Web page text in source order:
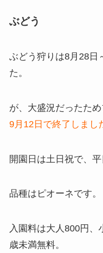
ぶどう
ぶどう狩りは8月28日
た。
が、大盛況だったた
9月12日で終了しまし
開園日は土日祝で、
品種はピオーネです。
入園料は大人800円、
歳未満無料。